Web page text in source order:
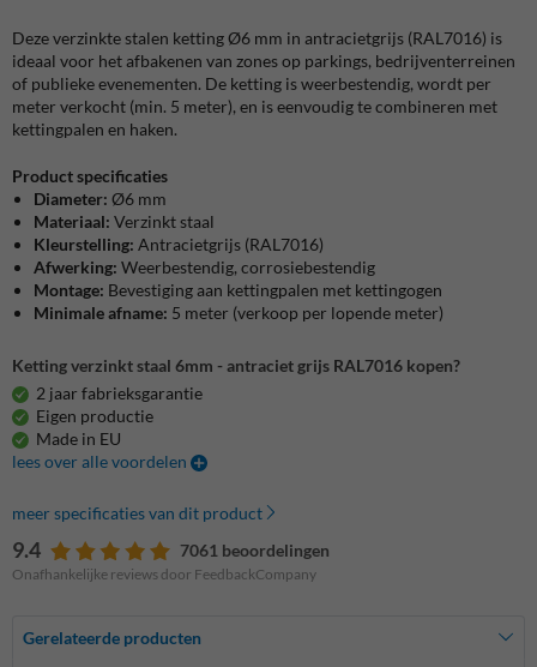
Deze verzinkte stalen ketting Ø6 mm in antracietgrijs (RAL7016) is
ideaal voor het afbakenen van zones op parkings, bedrijventerreinen
of publieke evenementen. De ketting is weerbestendig, wordt per
meter verkocht (min. 5 meter), en is eenvoudig te combineren met
kettingpalen en haken.
Product specificaties
Diameter: Ø6 mm
Materiaal: Verzinkt staal
Kleurstelling: Antracietgrijs (RAL7016)
Afwerking: Weerbestendig, corrosiebestendig
Montage: Bevestiging aan kettingpalen met kettingogen
Minimale afname: 5 meter (verkoop per lopende meter)
Ketting verzinkt staal 6mm - antraciet grijs RAL7016 kopen?
2 jaar fabrieksgarantie
Eigen productie
Made in EU
lees over alle voordelen
meer specificaties van dit product
9.4 7061 beoordelingen
Onafhankelijke reviews door FeedbackCompany
Gerelateerde producten